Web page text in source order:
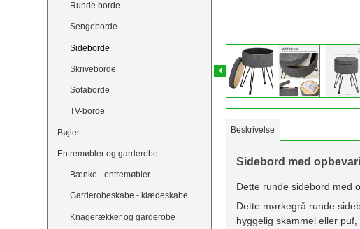
Runde borde
Sengeborde
Sideborde
Skriveborde
Sofaborde
TV-borde
Bøjler
Entremøbler og garderobe
Bænke - entremøbler
Garderobeskabe - klædeskabe
Knagerækker og garderobe
Beskrivelse
Sidebord med
Dette runde sidebord med
Dette mørkegrå runde
hyggelig skammel eller